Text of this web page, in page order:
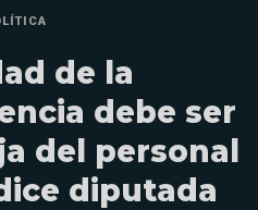
de la
debe ser
del personal
diputada